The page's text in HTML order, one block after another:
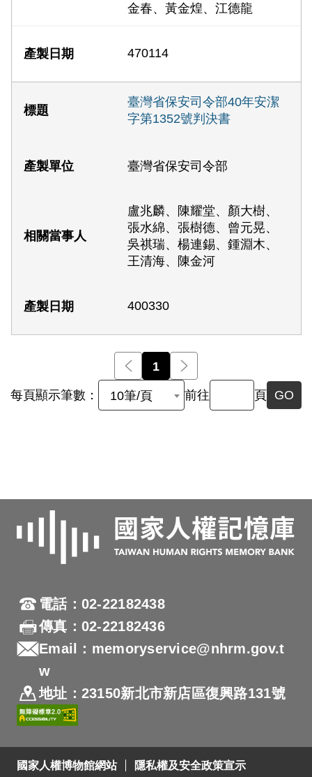
金春、黃金煌、江德龍
470114
臺灣省保安司令部40年安潔
字第1352號判決書
臺灣省保安司令部
盧兆麟、陳耀堂、顏大樹、
張水綿、張樹德、曾元晃、
吳祺瑞、楊連錫、鍾淵木、
王清海、陳金河
400330
前一頁
1
每頁顯示筆數： 10筆/頁 前往 頁 GO
電話：02-22182438
傳真：02-22182436
Email：memoryservice@nhrm.gov.t
w
地址：23150新北市新店區復興路131號
國家人權博物館網站 隱私權及安全政策宣示